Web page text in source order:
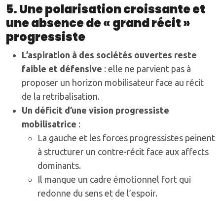
5. Une polarisation croissante et
une absence de « grand récit »
progressiste
L’aspiration à des sociétés ouvertes reste
faible et défensive : elle ne parvient pas à
proposer un horizon mobilisateur face au récit
de la retribalisation.
Un déficit d’une vision progressiste
mobilisatrice :
La gauche et les forces progressistes peinent
à structurer un contre-récit face aux affects
dominants.
Il manque un cadre émotionnel fort qui
redonne du sens et de l’espoir.